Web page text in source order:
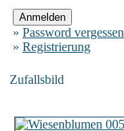
» Password vergessen
» Registrierung
Zufallsbild